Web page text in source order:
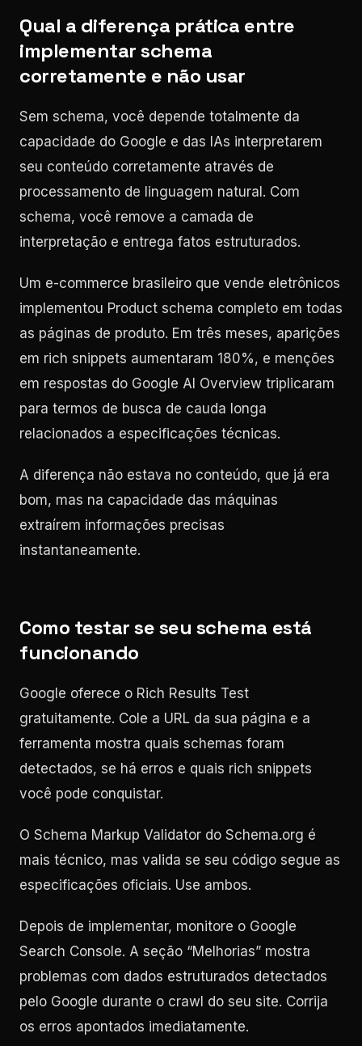
Qual a diferença prática entre
implementar schema
corretamente e não usar
Sem schema, você depende totalmente da
capacidade do Google e das IAs interpretarem
seu conteúdo corretamente através de
processamento de linguagem natural. Com
schema, você remove a camada de
interpretação e entrega fatos estruturados.
Um e-commerce brasileiro que vende eletrônicos
implementou Product schema completo em todas
as páginas de produto. Em três meses, aparições
em rich snippets aumentaram 180%, e menções
em respostas do Google AI Overview triplicaram
para termos de busca de cauda longa
relacionados a especificações técnicas.
A diferença não estava no conteúdo, que já era
bom, mas na capacidade das máquinas
extraírem informações precisas
instantaneamente.
Como testar se seu schema está
funcionando
Google oferece o Rich Results Test
gratuitamente. Cole a URL da sua página e a
ferramenta mostra quais schemas foram
detectados, se há erros e quais rich snippets
você pode conquistar.
O Schema Markup Validator do Schema.org é
mais técnico, mas valida se seu código segue as
especificações oficiais. Use ambos.
Depois de implementar, monitore o Google
Search Console. A seção “Melhorias” mostra
problemas com dados estruturados detectados
pelo Google durante o crawl do seu site. Corrija
os erros apontados imediatamente.